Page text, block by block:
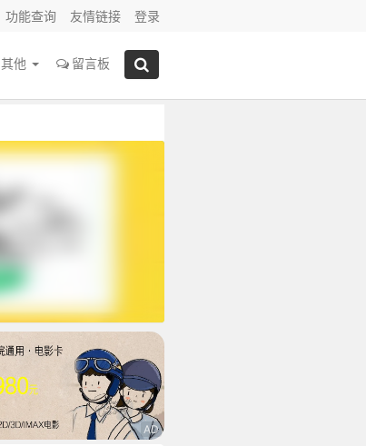
功能查询 友情链接 登录
其他 留言板